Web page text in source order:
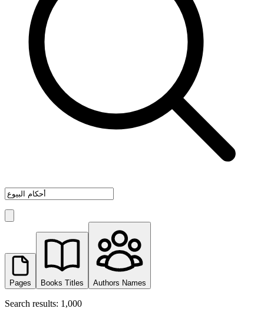
Pages Books Titles Authors Names
Search results: 1,000